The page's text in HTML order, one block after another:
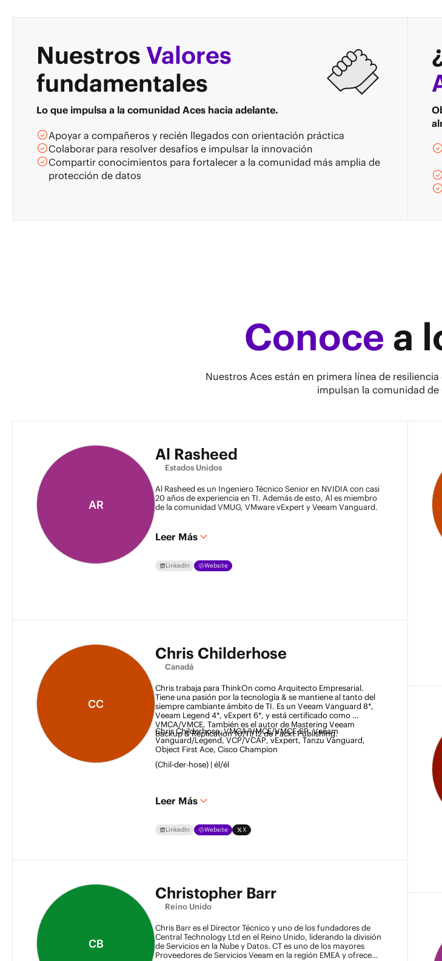
Nuestros Valores
fundamentales
Lo que impulsa a la comunidad Aces hacia adelante.
Apoyar a compañeros y recién llegados con orientación práctica
Colaborar para resolver desafíos e impulsar la innovación
Compartir conocimientos para fortalecer a la comunidad más amplia de
protección de datos
Conoce a
Nuestros Aces están en primera línea de
impulsan la comunidad de
AR
Al Rasheed
Estados Unidos
Al Rasheed es un Ingeniero Técnico Senior en NVIDIA con casi
20 años de experiencia en TI. Además de esto, Al es miembro
de la comunidad VMUG, VMware vExpert y Veeam Vanguard.
Leer Más
LinkedIn Website
CC
Chris Childerhose
Canadá
Chris trabaja para ThinkOn como Arquitecto Empresarial.
Tiene una pasión por la tecnología & se mantiene al tanto del
siempre cambiante ámbito de TI. Es un Veeam Vanguard 8*,
Veeam Legend 4*, vExpert 6*, y está certificado como
VMCA/VMCE. También es el autor de Mastering Veeam
Backup & Replication 10/11/12 de Packt Publishing.
Chris Childerhose, VMCA/VMCE/VMCE-SP, Veeam
Vanguard/Legend, VCP/VCAP, vExpert, Tanzu Vanguard,
Object First Ace, Cisco Champion
(Chil-der-hose) | él/él
Leer Más
LinkedIn Website X
CB
Christopher Barr
Reino Unido
Chris Barr es el Director Técnico y uno de los fundadores de
Central Technology Ltd en el Reino Unido, liderando la división
de Servicios en la Nube y Datos. CT es uno de los mayores
Proveedores de Servicios Veeam en la región EMEA y ofrece